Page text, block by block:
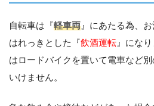
自転車は『軽車両 』にあたる為、
はれっきとした『飲酒運転 』にな
はロードバイクを置いて電車など
いけません。